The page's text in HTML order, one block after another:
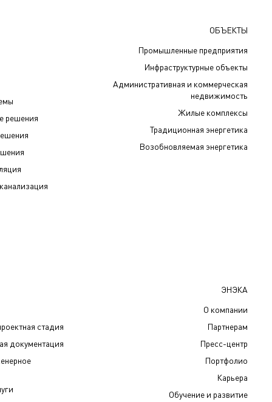
решения
ОБЪЕКТЫ
Промышленные предприятия
Инфраструктурные объекты
Административная и коммерческая
недвижимость
Жилые комплексы
Традиционная энергетика
Возобновляемая энергетика
стадия
документация
ЭНЭКА
О компании
Партнерам
Пресс-центр
Портфолио
Карьера
Обучение и развитие